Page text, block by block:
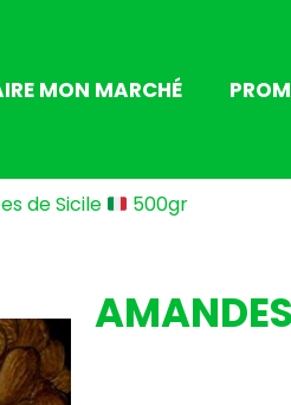
MON MARCHÉ
de Sicile 500gr